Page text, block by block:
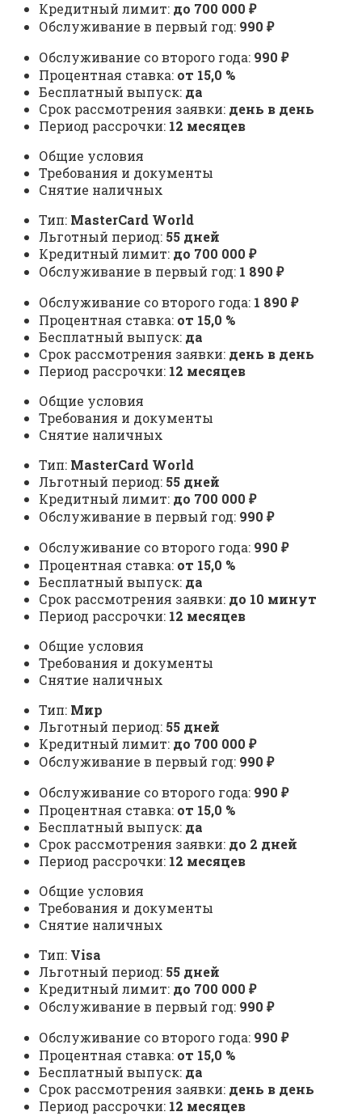
Кредитный лимит: до 700 000 ₽
Обслуживание в первый год: 990 ₽
Обслуживание со второго года: 990 ₽
Процентная ставка: от 15,0 %
Бесплатный выпуск: да
Срок рассмотрения заявки: день в день
Период рассрочки: 12 месяцев
Общие условия
Требования и документы
Снятие наличных
Тип: MasterСard World
Льготный период: 55 дней
Кредитный лимит: до 700 000 ₽
Обслуживание в первый год: 1 890 ₽
Обслуживание со второго года: 1 890 ₽
Процентная ставка: от 15,0 %
Бесплатный выпуск: да
Срок рассмотрения заявки: день в день
Период рассрочки: 12 месяцев
Общие условия
Требования и документы
Снятие наличных
Тип: MasterСard World
Льготный период: 55 дней
Кредитный лимит: до 700 000 ₽
Обслуживание в первый год: 990 ₽
Обслуживание со второго года: 990 ₽
Процентная ставка: от 15,0 %
Бесплатный выпуск: да
Срок рассмотрения заявки: до 10 минут
Период рассрочки: 12 месяцев
Общие условия
Требования и документы
Снятие наличных
Тип: Мир
Льготный период: 55 дней
Кредитный лимит: до 700 000 ₽
Обслуживание в первый год: 990 ₽
Обслуживание со второго года: 990 ₽
Процентная ставка: от 15,0 %
Бесплатный выпуск: да
Срок рассмотрения заявки: до 2 дней
Период рассрочки: 12 месяцев
Общие условия
Требования и документы
Снятие наличных
Тип: Visa
Льготный период: 55 дней
Кредитный лимит: до 700 000 ₽
Обслуживание в первый год: 990 ₽
Обслуживание со второго года: 990 ₽
Процентная ставка: от 15,0 %
Бесплатный выпуск: да
Срок рассмотрения заявки: день в день
Период рассрочки: 12 месяцев